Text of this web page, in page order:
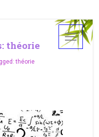
théorie
théorie